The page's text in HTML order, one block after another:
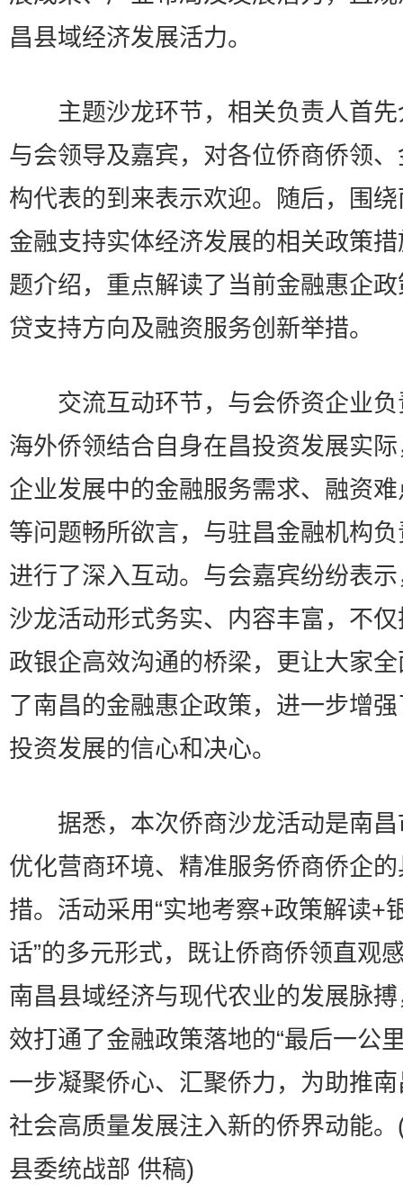
昌县域经济发展活力。
主题沙龙环节，相关负责人首先
与会领导及嘉宾，对各位侨商侨领
构代表的到来表示欢迎。随后，围
金融支持实体经济发展的相关政策
题介绍，重点解读了当前金融惠企
贷支持方向及融资服务创新举措。
交流互动环节，与会侨资企业负
海外侨领结合自身在昌投资发展实
企业发展中的金融服务需求、融资
等问题畅所欲言，与驻昌金融机构
进行了深入互动。与会嘉宾纷纷表
沙龙活动形式务实、内容丰富，不
政银企高效沟通的桥梁，更让大家
了南昌的金融惠企政策，进一步增
投资发展的信心和决心。
据悉，本次侨商沙龙活动是南昌
优化营商环境、精准服务侨商侨企
措。活动采用“实地考察+政策解读+
话”的多元形式，既让侨商侨领直观
南昌县域经济与现代农业的发展脉
效打通了金融政策落地的“最后一公
一步凝聚侨心、汇聚侨力，为助推
社会高质量发展注入新的侨界动能
县委统战部 供稿)